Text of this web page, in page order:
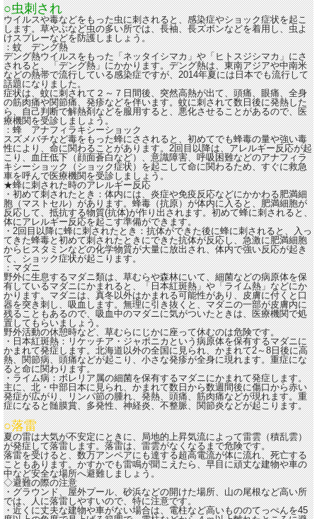
○虫刺され
ウイルスや毒などをもった虫に刺されると、感染症やショック症状を起こ
します。草やぶなど虫の多い所では、長袖、長ズボンなどを着用し、虫よ
けスプレーなどを防護しましょう。
：蚊 デング熱
デング熱ウイルスをもった「ネッタイシマカ」や「ヒトスジシマカ」にさ
されると、「デング熱」にかかります。デング熱は、東南アジアや中南米
などの熱帯で流行している感染症ですが、2014年夏には日本でも流行して
話題になりました。
症状は、蚊に刺されて２～７日間後、突然高熱が出て、頭痛、眼痛、全身
の筋肉痛や関節痛、発疹などを伴います。蚊に刺されて数日後に発熱した
ら、自己判断で解熱剤などを服用すると、悪化させることがあるので、医
療機関を受診しましょう。
：蜂 アナフィラキシーショック
スズメバチなど毒をもった蜂にさされると、初めてでも蜂毒の量や強い毒
性により、命に関わることがあります。2回目以降は、アレルギー反応が起
こり、血圧低下（顔面蒼白など）、意識障害、呼吸困難などのアナフィラ
キシーショック（ショック症状）を起こして命に関わるため、すぐに救急
車を呼んで医療機関を受診しましょう。
★蜂に刺された時のアレルギー反応
・初めて刺されたとき：体内には、炎症や免疫反応などにかかわる肥満細
胞（マストセル）があります。蜂毒（抗原）が体内に入ると、肥満細胞が
反応して、抵抗する物質(抗体)が作り出されます。初めて蜂に刺されると、
体にアレルギー反応を起こす準備ができます。
・2回目以降に蜂に刺されたとき：抗体ができた後に蜂に刺されると、入っ
てきた蜂毒と初めて刺されたときにできた抗体が反応し、急激に肥満細胞
からヒスタミンなどの化学物質が大量に放出され、体内で強い反応が起き
て、ショック症状が起こります。
：マダニ
野外に生息するマダニ類は、草むらや森林にいて、細菌などの病原体を保
有しているマダニにかまれると、「日本紅斑熱」や「ライム熱」などにか
かります。マダニは、真冬以外はかまれる可能性があり、皮膚に付くと口
器を突き刺し、吸血します。無理に引き抜くと、マダニの一部が皮膚内に
残ることもあるので、吸血中のマダニに気がついたときは、医療機関で処
置してもらいましょう。
野外活動の休憩時など、草むらにじかに座って休むのは危険です。
・日本紅斑熱：リケッチア・ジャポニカという病原体を保有するマダニに
かまれて発症します。北海道以外の全国に見られ、かまれて2～8日後に高
熱、関節病、頭痛などが起こり、小さな発疹が全身に現れます。重症にな
ると命に関わります。
・ライム病：ボレリア属の細菌を保有するマダニにかまれて発症します。
主に、北・中部日本に見られ、かまれて数日から数週間後に傷口から赤い
発症が広がり、リンパ節の腫れ、発熱、頭痛、筋肉痛などが現れます。重
症になると髄膜賞、多発性、神経炎、不整脈、関節炎などが起こります。
○落雷
夏の雷は大気が不安定にときに、局地的上昇気流によって雷雲（積乱雲）
が発症して落雷します。落雷は、雷雲がなくなるまで危険です。
落雷を受けると、数万アンペアにも達する超高電流が体に流れ、死亡する
こともあります。かすかでも雷鳴が聞こえたら、早目に頑丈な建物や車の
中など安全な場所へ避難しましょう。
◇避難の際の注意
・グラウンド、屋外プール、砂浜などの開けた場所、山の尾根など高い所
では、人に落雷しやすいので、特に注意です。
・近くに丈夫な建物や車がない場合は、電柱など高いもののてっぺんを45